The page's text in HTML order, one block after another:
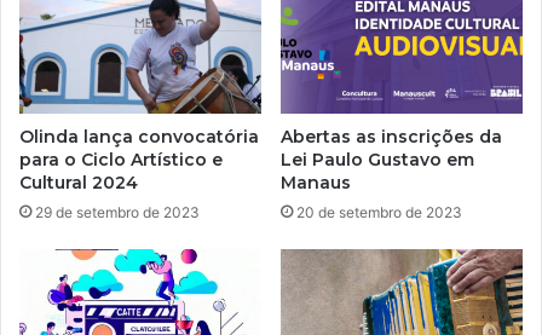
Olinda lança convocatória
para o Ciclo Artístico e
Cultural 2024
29 de setembro de 2023
Abertas as inscrições da
Lei Paulo Gustavo em
Manaus
20 de setembro de 2023